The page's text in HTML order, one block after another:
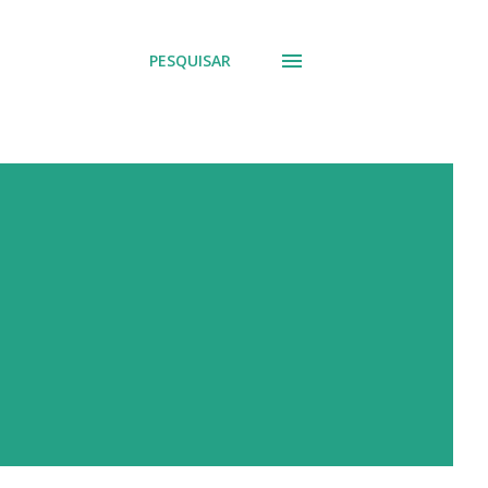
PESQUISAR